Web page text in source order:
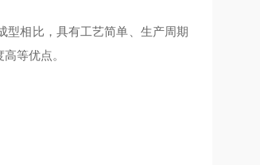
型相比，具有工艺简单、生产周期
等优点。